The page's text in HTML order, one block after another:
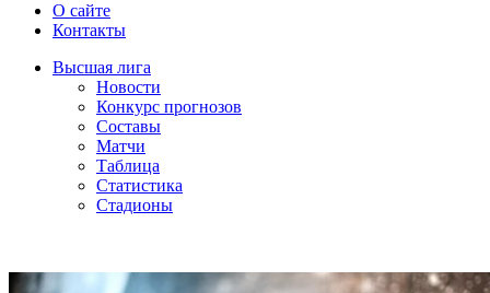
О сайте
Контакты
Высшая лига
Новости
Конкурс прогнозов
Составы
Матчи
Таблица
Статистика
Стадионы